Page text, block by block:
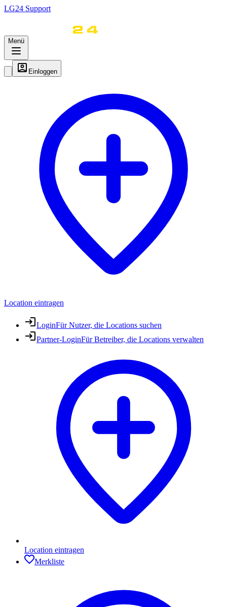
LG24 Support
Menü
Einloggen
Location eintragen
LoginFür Nutzer, die Locations suchen
Partner-LoginFür Betreiber, die Locations verwalten
Location eintragen
Merkliste